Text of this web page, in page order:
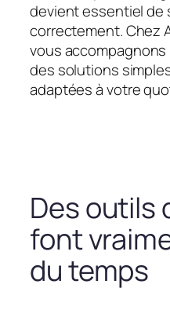
devient essentiel de
correctement. Chez
vous
des solutions
adaptées à votre
Des outils
font
du temps